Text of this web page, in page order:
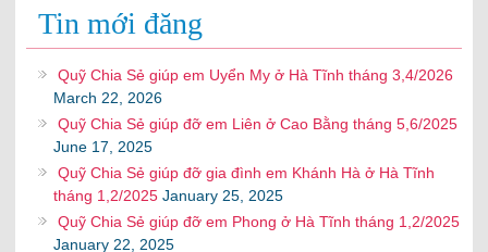
Tin mới đăng
Quỹ Chia Sẻ giúp em Uyển My ở Hà Tĩnh tháng 3,4/2026
March 22, 2026
Quỹ Chia Sẻ giúp đỡ em Liên ở Cao Bằng tháng 5,6/2025
June 17, 2025
Quỹ Chia Sẻ giúp đỡ gia đình em Khánh Hà ở Hà Tĩnh
tháng 1,2/2025 January 25, 2025
Quỹ Chia Sẻ giúp đỡ em Phong ở Hà Tĩnh tháng 1,2/2025
January 22, 2025